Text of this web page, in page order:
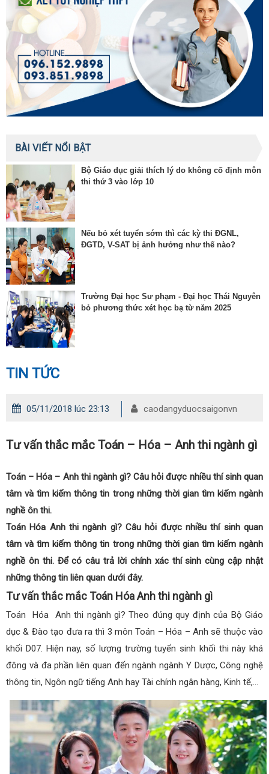
BÀI VIẾT NỔI BẬT
Bộ Giáo dục giải thích lý do không cố định môn
thi thứ 3 vào lớp 10
Nếu bỏ xét tuyển sớm thì các kỳ thi ĐGNL,
ĐGTD, V-SAT bị ảnh hưởng như thế nào?
Trường Đại học Sư phạm - Đại học Thái Nguyên
bỏ phương thức xét học bạ từ năm 2025
TIN TỨC
05/11/2018 lúc 23:13 caodangyduocsaigonvn
Tư vấn thắc mắc Toán – Hóa – Anh thi ngành gì
Toán – Hóa – Anh thi ngành gì? Câu hỏi được nhiều thí sinh quan
tâm và tìm kiếm thông tin trong những thời gian tìm kiếm ngành
nghề ôn thi.
Toán Hóa Anh thi ngành gì? Câu hỏi được nhiều thí sinh quan
tâm và tìm kiếm thông tin trong những thời gian tìm kiếm ngành
nghề ôn thi. Để có câu trả lời chính xác thí sinh cùng cập nhật
những thông tin liên quan dưới đây.
Tư vấn thắc mắc Toán Hóa Anh thi ngành gì
Toán Hóa Anh thi ngành gì? Theo đúng quy định của Bộ Giáo
dục & Đào tạo đưa ra thì 3 môn Toán – Hóa – Anh sẽ thuộc vào
khối D07. Hiện nay, số lượng trường tuyển sinh khối thi này khá
đông và đa phần liên quan đến ngành ngành Y Dược, Công nghệ
thông tin, Ngôn ngữ tiếng Anh hay Tài chính ngân hàng, Kinh tế,…